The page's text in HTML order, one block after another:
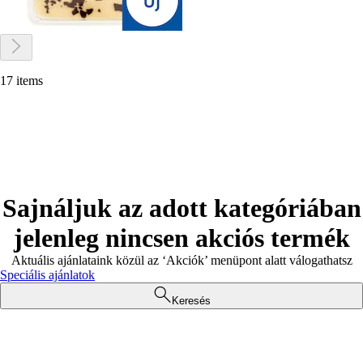
17 items
Sajnáljuk az adott kategóriában
jelenleg nincsen akciós termék
Aktuális ajánlataink közül az ‘Akciók’ menüpont alatt válogathatsz
Speciális ajánlatok
Keresés